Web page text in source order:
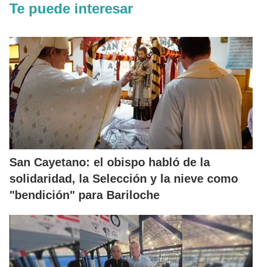
Te puede interesar
San Cayetano: el obispo habló de la
solidaridad, la Selección y la nieve como
"bendición" para Bariloche